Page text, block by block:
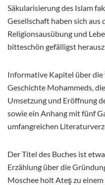
Säkularisierung des Islam
Gesellschaft haben sich aus
Religionsausübung und
bitteschön gefälligst
Informative Kapitel über die
Geschichte Mohammeds,
Umsetzung und Eröffnung
sowie ein Anhang mit fünf
umfangreichen
Der Titel des Buches ist
Erzählung über die
Moschee holt Ateş zu